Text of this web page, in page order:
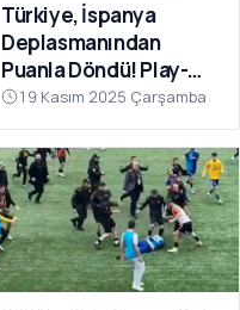
Türkiye, İspanya
Deplasmanından
Puanla Döndü! Play-
Off Öncesi Moral: 2-2
19 Kasım 2025 Çarşamba